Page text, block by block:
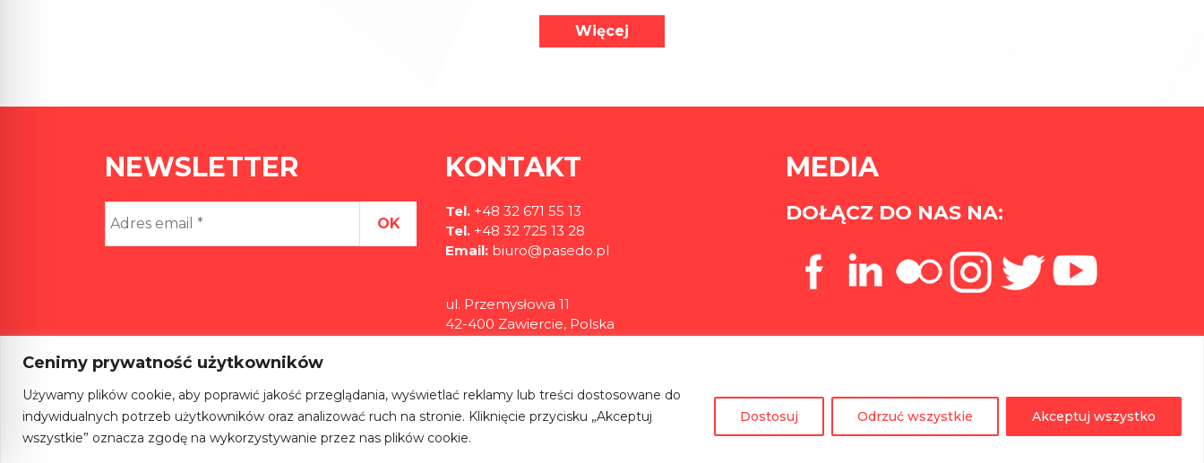
Cenimy prywatność użytkowników
Używamy plików cookie, aby poprawić jakość przeglądania, wyświetlać reklamy lub treści dostosowane do
indywidualnych potrzeb użytkowników oraz analizować ruch na stronie. Kliknięcie przycisku „Akceptuj
wszystkie” oznacza zgodę na wykorzystywanie przez nas plików cookie.
Dostosuj Odrzuć wszystkie Akceptuj wszystko
Więcej
NEWSLETTER
email
*
KONTAKT
Tel. +48 32 671 55 13
Tel. +48 32 725 13 28
Email: biuro@pasedo.pl
ul. Przemysłowa 11
42-400 Zawiercie, Polska
MEDIA
DOŁĄCZ DO NAS NA:
©PASEDO Wszelkie Prawa Zastrzeżone 2022 | Projekt & Realizacja